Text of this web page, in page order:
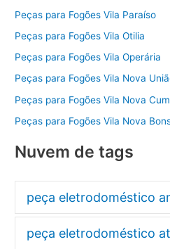
Peças para Fogões Vila Paraíso
Peças para Fogões Vila Otilia
Peças para Fogões Vila Operária
Peças para Fogões Vila Nova
Peças para Fogões Vila Nova
Peças para Fogões Vila Nova
Nuvem de tags
peça eletrodoméstico
peça eletrodoméstico